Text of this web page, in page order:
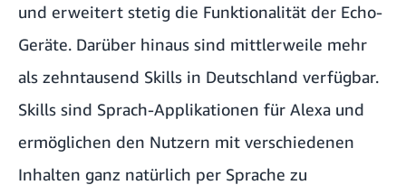
und erweitert stetig die Funktionalität der Echo-
Geräte. Darüber hinaus sind mittlerweile mehr
als zehntausend Skills in Deutschland verfügbar.
Skills sind Sprach-Applikationen für Alexa und
ermöglichen den Nutzern mit verschiedenen
Inhalten ganz natürlich per Sprache zu